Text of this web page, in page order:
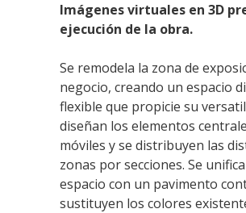
Imágenes virtuales en 3D
ejecución de la obra.
Se remodela la zona de
negocio, creando un espacio
flexible que propicie su
diseñan los elementos
móviles y se distribuyen las
zonas por secciones. Se
espacio con un pavimento
sustituyen los colores